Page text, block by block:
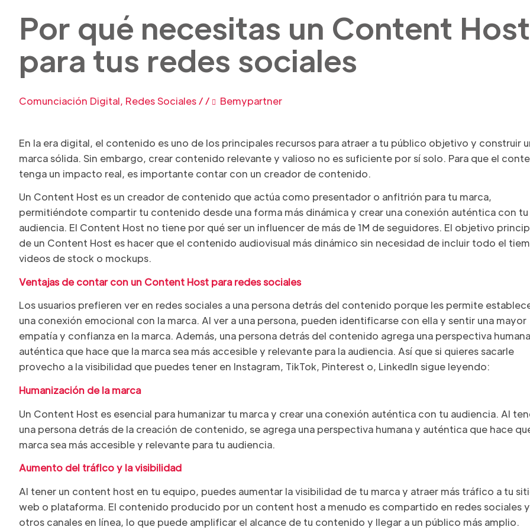
Por qué necesitas un Content Host
para tus redes sociales
Comunciación Digital, Redes Sociales// Bemypartner
En la era digital, el contenido es uno de los principales recursos para atraer a tu público objetivo y construir
marca sólida. Sin embargo, crear contenido relevante y valioso no es suficiente por sí solo. Para que el
tenga un impacto real, es importante contar con un creador de contenido.
Un Content Host es un creador de contenido que actúa como presentador o anfitrión para tu marca,
permitiéndote compartir tu contenido desde una forma más dinámica y crear una conexión auténtica con tu
audiencia. El Content Host no tiene por qué ser un influencer de más de 1M de seguidores. El objetivo
de un Content Host es hacer que el contenido audiovisual más dinámico sin necesidad de incluir todo el
videos de stock o mockups.
Ventajas de contar con un Content Host para redes sociales
Los usuarios prefieren ver en redes sociales a una persona detrás del contenido porque les permite
una conexión emocional con la marca. Al ver a una persona, pueden identificarse con ella y sentir una mayor
empatía y confianza en la marca. Además, una persona detrás del contenido agrega una perspectiva
auténtica que hace que la marca sea más accesible y relevante para la audiencia. Así que si quieres sacarle
provecho a la visibilidad que puedes tener en Instagram, TikTok, Pinterest o, LinkedIn sigue leyendo:
Humanización de la marca
Un Content Host es esencial para humanizar tu marca y crear una conexión auténtica con tu audiencia. Al
una persona detrás de la creación de contenido, se agrega una perspectiva humana y auténtica que hace
marca sea más accesible y relevante para tu audiencia.
Aumento del tráfico y la visibilidad
Al tener un content host en tu equipo, puedes aumentar la visibilidad de tu marca y atraer más tráfico a tu
web o plataforma. El contenido producido por un content host a menudo es compartido en redes sociales y
otros canales en línea, lo que puede amplificar el alcance de tu contenido y llegar a un público más amplio.